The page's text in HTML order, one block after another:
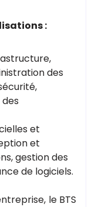
:
des
et
et
gestion des
de logiciels.
le BTS